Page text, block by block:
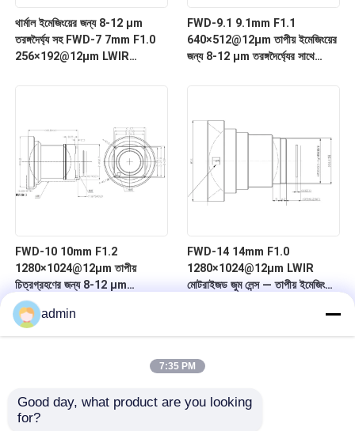
থার্মাল ইমেজিংয়ের জন্য 8-12 μm
তরঙ্গদৈর্ঘ্য সহ FWD-7 7mm F1.0
256×192@12μm LWIR
FWD-9.1 9.1mm F1.1
640×512@12μm তাপীয় ইমেজিংয়ের
জন্য 8-12 μm তরঙ্গদৈর্ঘ্যের সাথে
FWD-10 10mm F1.2
1280×1024@12μm তাপীয়
চিত্রগ্রহণের জন্য 8-12 μm
তরঙ্গদৈর্ঘ্যের সাথে LWIR মোটরাইজড জুম
লেন্স
FWD-14 14mm F1.0
1280×1024@12μm LWIR
মোটরাইজড জুম লেন্স — তাপীয় ইমেজিংয়ের
admin
7:35 PM
Good day, what product are you looking
for?